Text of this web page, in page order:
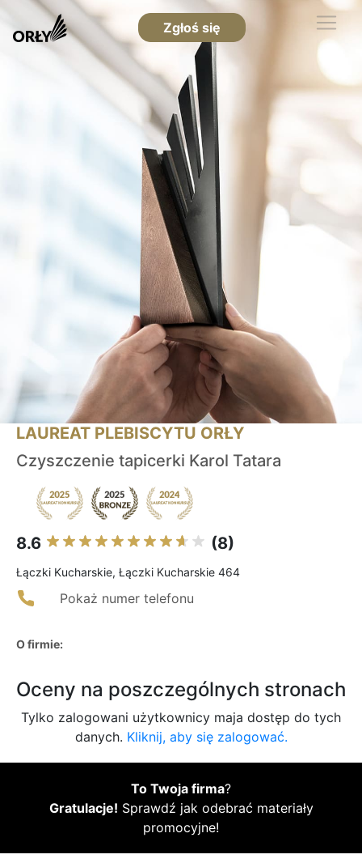
Zgłoś się
LAUREAT PLEBISCYTU ORŁY
Czyszczenie tapicerki Karol Tatara
8.6 (8)
Łączki Kucharskie, Łączki Kucharskie 464
Pokaż numer telefonu
O firmie:
Oceny na poszczególnych stronach
Tylko zalogowani użytkownicy maja dostęp do tych
danych. Kliknij, aby się zalogować.
To Twoja firma?
Gratulacje! Sprawdź jak odebrać materiały
promocyjne!